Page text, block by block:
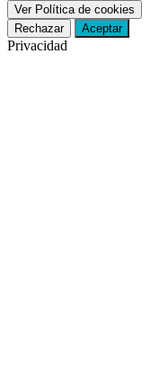
Ver Política de cookies
Rechazar
Aceptar
Privacidad